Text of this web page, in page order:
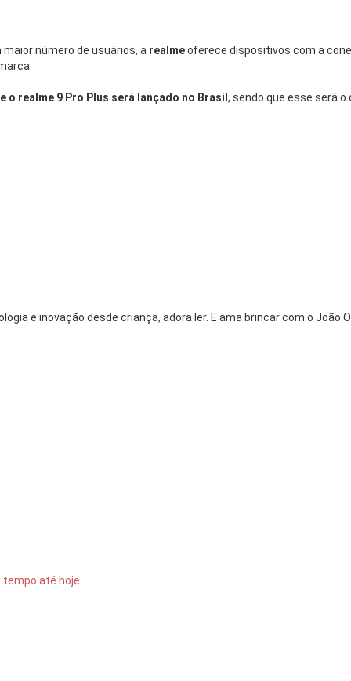
número de usuários, a realmeoferece dispositivos com a
o realme 9 Pro Plus será lançado no Brasil , sendo que esse será
e inovação desde criança, adora ler. E ama brincar com o João
tempo até hoje